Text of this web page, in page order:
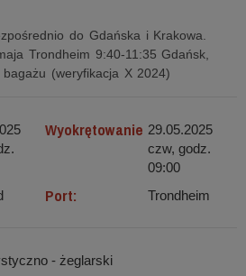
do Gdańska i Krakowa.
Trondheim 9:40-11:35 Gdańsk,
(weryfikacja X 2024)
Wyokrętowanie 29.05.2025
czw, godz.
09:00
Port: Trondheim
- żeglarski